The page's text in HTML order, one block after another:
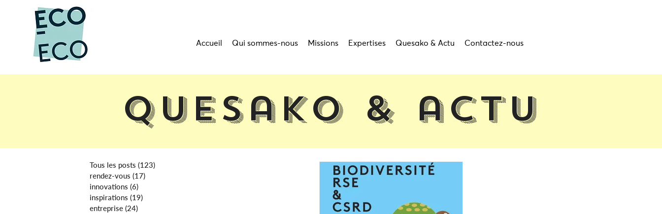
Accueil Qui sommes-nous Missions Expertises Quesako & Actu Contactez-nous
Quesako & actu
Tous les posts (123)
rendez-vous (17)
innovations (6)
inspirations (19)
entreprise (24)